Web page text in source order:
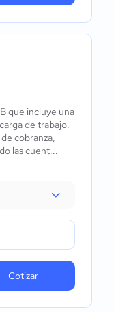
que incluye una
de trabajo.
cobranza,
las cuent...
Cotizar